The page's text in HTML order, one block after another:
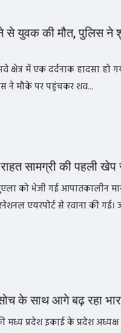
से युवक की मौत, पुलिस ने
क्षेत्र में एक दर्दनाक हादसा हो
ने मौके पर पहुंचकर शव...
सामग्री की पहली खेप
को भेजी गई आपातकालीन
एयरपोर्ट से रवाना की गई।
सोच के साथ आगे बढ़ रहा
की मध्य प्रदेश इकाई के प्रदेश